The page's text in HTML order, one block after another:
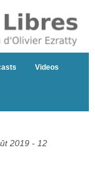
Videos
2019 - 12